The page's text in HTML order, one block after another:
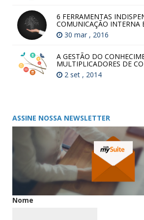
6 FERRAMENTAS
COMUNICAÇÃO INTERNA
30 mar , 2016
A GESTÃO DO
MULTIPLICADORES DE
2 set , 2014
ASSINE NOSSA NEWSLETTER
Nome